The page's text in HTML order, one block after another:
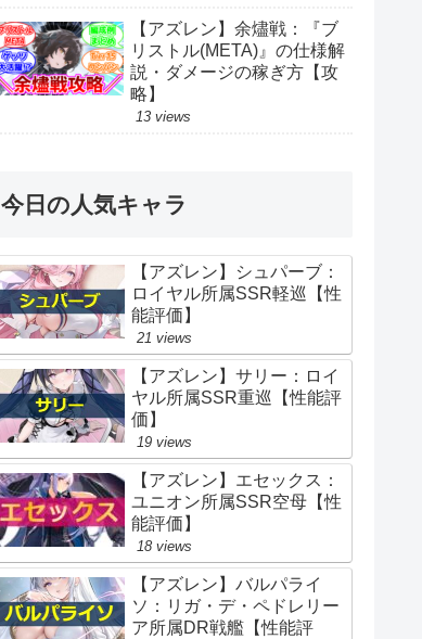
【アズレン】余燼戦：『ブ
リストル(META)』の仕様解
説・ダメージの稼ぎ方【攻
略】
13 views
今日の人気キャラ
【アズレン】シュパーブ：
ロイヤル所属SSR軽巡【性
能評価】
21 views
【アズレン】サリー：ロイ
ヤル所属SSR重巡【性能評
価】
19 views
【アズレン】エセックス：
ユニオン所属SSR空母【性
能評価】
18 views
【アズレン】バルパライ
ソ：リガ・デ・ペドレリー
ア所属DR戦艦【性能評